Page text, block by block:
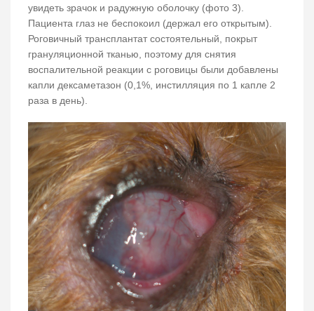
увидеть зрачок и радужную оболочку (фото 3).
Пациента глаз не беспокоил (держал его открытым).
Роговичный трансплантат состоятельный, покрыт
грануляционной тканью, поэтому для снятия
воспалительной реакции с роговицы были добавлены
капли дексаметазон (0,1%, инстилляция по 1 капле 2
раза в день).